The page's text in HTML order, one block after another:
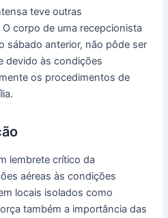
teve outras
corpo de uma recepcionista
sábado anterior, não pôde ser
devido às condições
os procedimentos de
lembrete crítico da
aéreas às condições
locais isolados como
também a importância das